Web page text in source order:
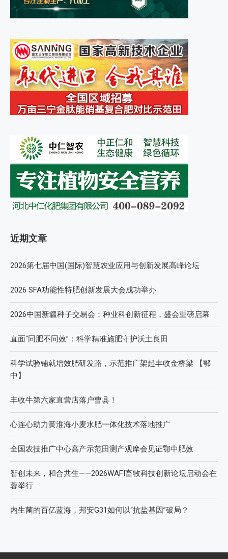
近期文章
2026第七届中国(国际)智慧农业应用与创新发展高峰论坛
2026 SFA功能性特肥创新发展大会成功举办
2026中国新疆种子交易会：种业科创新征程，盛会重磅启幕
直面“同肥不同效”：科学精准施肥守护沃土良田
科学试验铺就增效肥研发路，示范推广架起丰收金桥梁 【鄂
中】
丰收牛第六家直营店落户曹县！
心连心助力黄淮海小麦水肥一体化技术落地推广
全国农技推广中心高产示范田测产观摩会见证鄂中肥效
智创未来，和合共生——2026WAFI畜牧科技创新论坛启动会在
蓉举行
内生菌的百亿蓝海，邦安G31如何以“抗盐基因”破局？